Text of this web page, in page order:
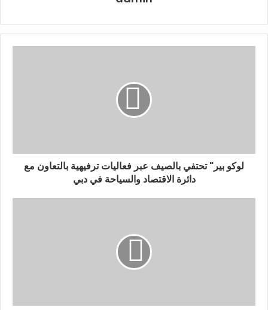
تتوفر إلا في مراكز عالمية محدودة. وبفضل التجهيزات
تمت العملية بنجاح، وغادر المريض المستشفى ف
دون ألم، ودون أي نزيف بعد العملية، مع احتفاظه الكامل
باتت توفر مستوى من الخبرة والتقنيات الحديثة كان متاحًا
لوكو بير" تحتفي بالصيف عبر فعاليات ترفيهية بالتعاون مع
دائرة الاقتصاد والسياحة في دبي